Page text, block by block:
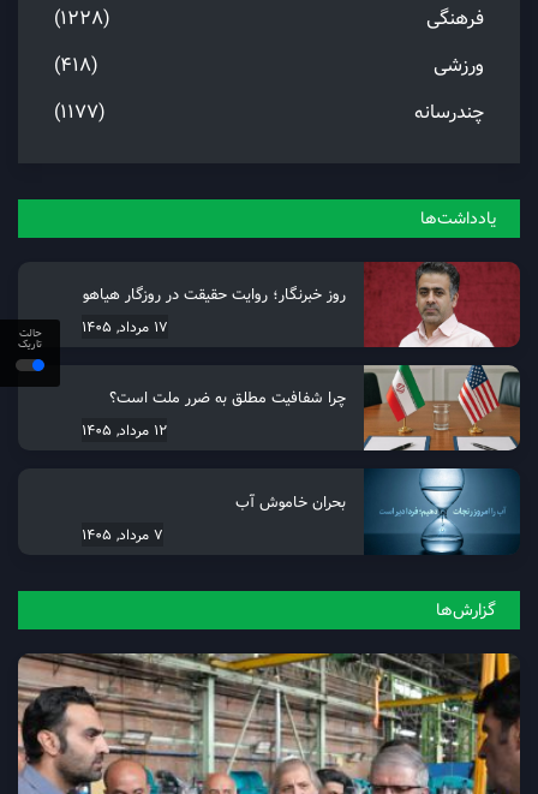
حالت
تاریک
فرهنگی
(1228)
ورزشی
(418)
چندرسانه
(1177)
یادداشت‌ها
روز خبرنگار؛ روایت حقیقت در روزگار هیاهو
17 مرداد, 1405
چرا شفافیت مطلق به ضرر ملت است؟
12 مرداد, 1405
بحران خاموش آب
7 مرداد, 1405
گزارش‌ها